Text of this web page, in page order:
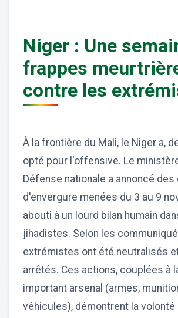
Niger : Une
frappes
contre les
À la frontière du Mali, le Niger a,
opté pour l'offensive. Le
Défense nationale a annoncé
d'envergure menées du 3 au 9
abouti à un lourd bilan humain
jihadistes. Selon les
extrémistes ont été neutralisés
arrêtés. Ces actions, couplées à
important arsenal (armes,
véhicules), démontrent la volonté